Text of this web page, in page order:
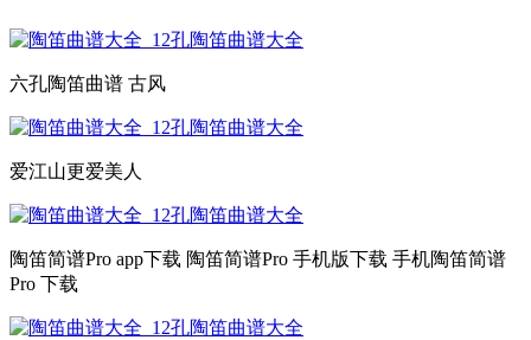
六孔陶笛曲谱 古风
爱江山更爱美人
陶笛简谱Pro app下载 陶笛简谱Pro 手机版下载 手机陶笛简谱
Pro 下载